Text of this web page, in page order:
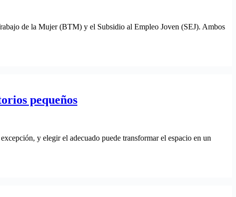
de la Mujer (BTM) y el Subsidio al Empleo Joven (SEJ). Ambos
pequeños
y elegir el adecuado puede transformar el espacio en un